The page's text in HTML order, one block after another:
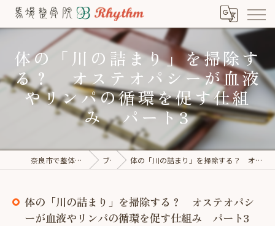
体の「川の詰まり」を掃除す
る？ オステオパシーが血液
やリンパの循環を促す仕組
み パート3
奈良市で整体なら馬場整骨院×Rhythm ブログ 体の「川の詰まり」を掃除する？ オステオパシーが血液やリンパの循環を促す仕組み パート3
体の「川の詰まり」を掃除する？ オステオパシ
ーが血液やリンパの循環を促す仕組み パート3